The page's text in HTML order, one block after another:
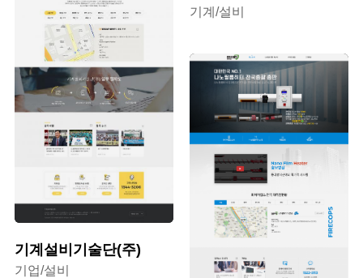
기계/설비
기계설비기술단(주)
기업/설비